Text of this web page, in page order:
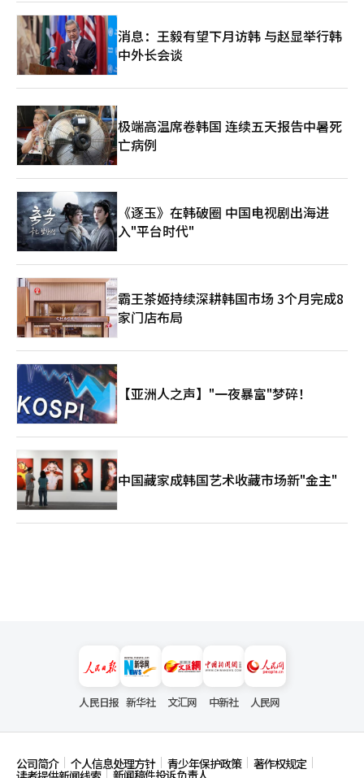
消息：王毅有望下月访韩 与赵显举行韩
中外长会谈
极端高温席卷韩国 连续五天报告中暑死
亡病例
《逐玉》在韩破圈 中国电视剧出海进
入"平台时代"
霸王茶姬持续深耕韩国市场 3个月完成8
家门店布局
【亚洲人之声】"一夜暴富"梦碎！
中国藏家成韩国艺术收藏市场新"金主"
人民日报 新华社 文汇网 中新社 人民网
公司简介 个人信息处理方针 青少年保护政策 著作权规定
新闻稿件投诉负责人